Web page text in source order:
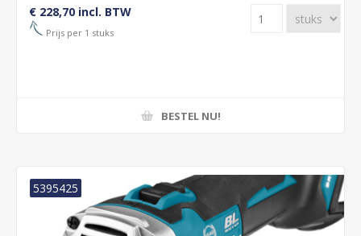
€ 228,70 incl. BTW
Prijs per 1 stuks
BESTEL NU!
5395425